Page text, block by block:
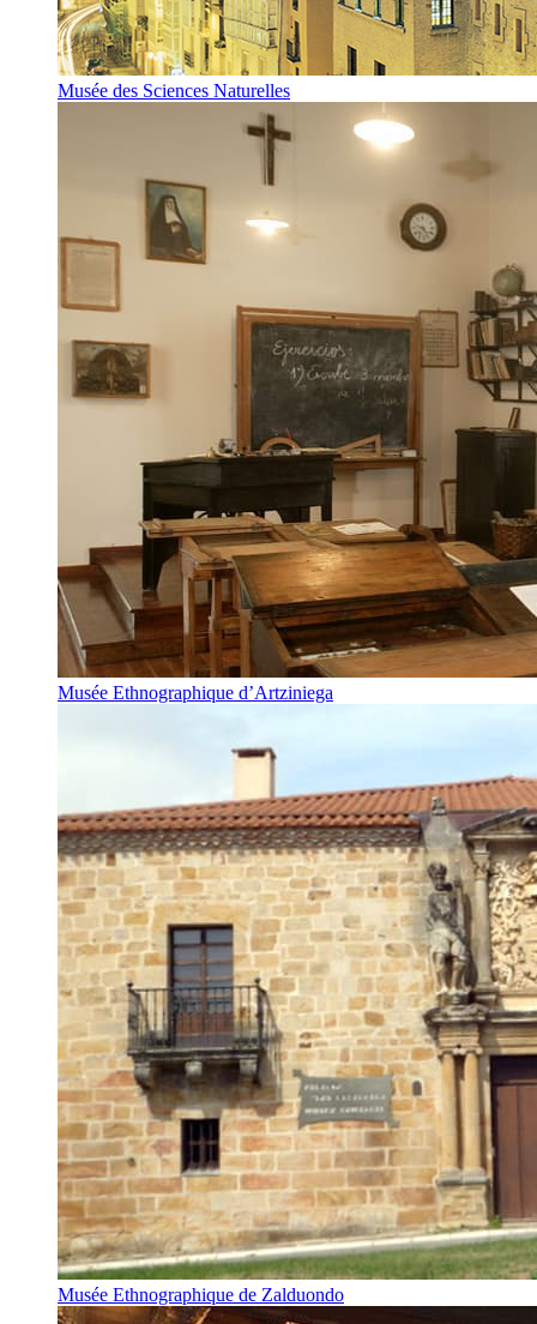
Musée des Sciences Naturelles
Musée Ethnographique d’Artziniega
Musée Ethnographique de Zalduondo